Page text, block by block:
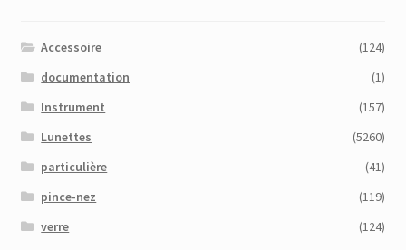
Accessoire
(124)
documentation
(1)
Instrument
(157)
Lunettes
(5260)
particulière
(41)
pince-nez
(119)
verre
(124)